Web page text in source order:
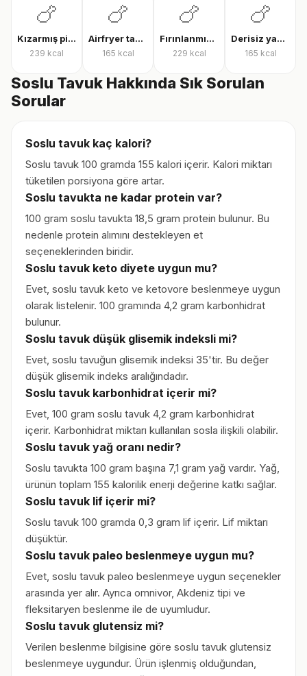
🍗
Kızarmış piliç
239 kcal
🍗
Airfryer tavuk bonfile
165 kcal
🍗
Fırınlanmış derili tavuk but
229 kcal
🍗
Derisiz yağsız ızgara tavuk göğsü
165 kcal
Soslu Tavuk Hakkında Sık Sorulan
Sorular
Soslu tavuk kaç kalori?
Soslu tavuk 100 gramda 155 kalori içerir. Kalori miktarı
tüketilen porsiyona göre artar.
Soslu tavukta ne kadar protein var?
100 gram soslu tavukta 18,5 gram protein bulunur. Bu
nedenle protein alımını destekleyen et
seçeneklerinden biridir.
Soslu tavuk keto diyete uygun mu?
Evet, soslu tavuk keto ve ketovore beslenmeye uygun
olarak listelenir. 100 gramında 4,2 gram karbonhidrat
bulunur.
Soslu tavuk düşük glisemik indeksli mi?
Evet, soslu tavuğun glisemik indeksi 35'tir. Bu değer
düşük glisemik indeks aralığındadır.
Soslu tavuk karbonhidrat içerir mi?
Evet, 100 gram soslu tavuk 4,2 gram karbonhidrat
içerir. Karbonhidrat miktarı kullanılan sosla ilişkili olabilir.
Soslu tavuk yağ oranı nedir?
Soslu tavukta 100 gram başına 7,1 gram yağ vardır. Yağ,
ürünün toplam 155 kalorilik enerji değerine katkı sağlar.
Soslu tavuk lif içerir mi?
Soslu tavuk 100 gramda 0,3 gram lif içerir. Lif miktarı
düşüktür.
Soslu tavuk paleo beslenmeye uygun mu?
Evet, soslu tavuk paleo beslenmeye uygun seçenekler
arasında yer alır. Ayrıca omnivor, Akdeniz tipi ve
fleksitaryen beslenme ile de uyumludur.
Soslu tavuk glutensiz mi?
Verilen beslenme bilgisine göre soslu tavuk glutensiz
beslenmeye uygundur. Ürün işlenmiş olduğundan,